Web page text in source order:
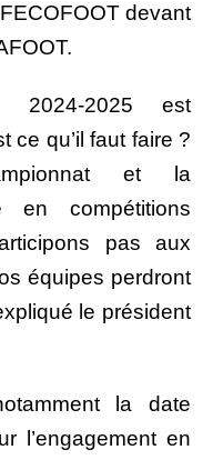
devant
2025 est
ce qu’il faut faire ?
et la
en compétitions
pas aux
équipes perdront
le président
la date
l’engagement en